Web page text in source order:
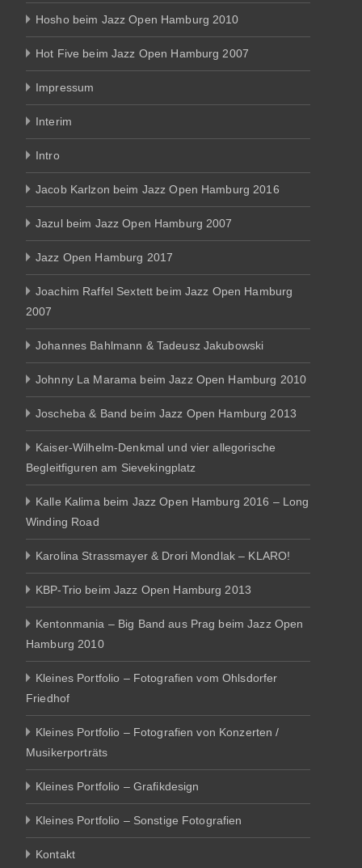
Hosho beim Jazz Open Hamburg 2010
Hot Five beim Jazz Open Hamburg 2007
Impressum
Interim
Intro
Jacob Karlzon beim Jazz Open Hamburg 2016
Jazul beim Jazz Open Hamburg 2007
Jazz Open Hamburg 2017
Joachim Raffel Sextett beim Jazz Open Hamburg
2007
Johannes Bahlmann & Tadeusz Jakubowski
Johnny La Marama beim Jazz Open Hamburg 2010
Joscheba & Band beim Jazz Open Hamburg 2013
Kaiser-Wilhelm-Denkmal und vier allegorische
Begleitfiguren am Sievekingplatz
Kalle Kalima beim Jazz Open Hamburg 2016 – Long
Winding Road
Karolina Strassmayer & Drori Mondlak – KLARO!
KBP-Trio beim Jazz Open Hamburg 2013
Kentonmania – Big Band aus Prag beim Jazz Open
Hamburg 2010
Kleines Portfolio – Fotografien vom Ohlsdorfer
Friedhof
Kleines Portfolio – Fotografien von Konzerten /
Musikerporträts
Kleines Portfolio – Grafikdesign
Kleines Portfolio – Sonstige Fotografien
Kontakt